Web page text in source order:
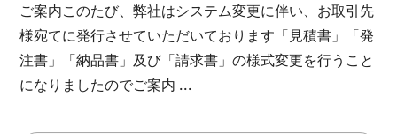
ご案内このたび、弊社はシステム変更に伴い、お取引先
様宛てに発行させていただいております「見積書」「発
注書」「納品書」及び「請求書」の様式変更を行うこと
になりましたのでご案内 ...